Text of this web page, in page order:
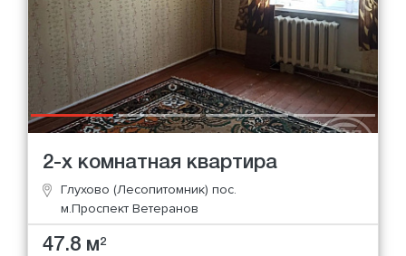
2-х комнатная квартира
Глухово (Лесопитомник) пос.
м.Проспект Ветеранов
47.8 м2